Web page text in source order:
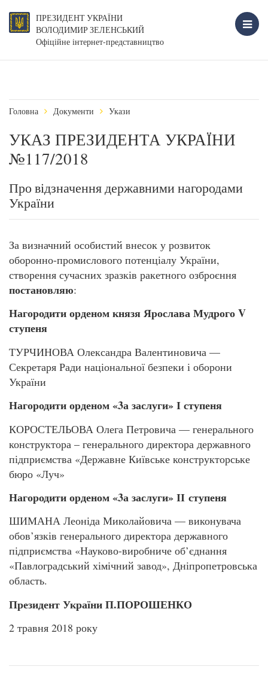
ПРЕЗИДЕНТ УКРАЇНИ
ВОЛОДИМИР ЗЕЛЕНСЬКИЙ
Офіційне інтернет-представництво
Головна Документи Укази
УКАЗ ПРЕЗИДЕНТА УКРАЇНИ
№117/2018
Про відзначення державними нагородами
України
За визначний особистий внесок у розвиток
оборонно-промислового потенціалу України,
створення сучасних зразків ракетного озброєння
постановляю:
Нагородити орденом князя Ярослава Мудрого V
ступеня
ТУРЧИНОВА Олександра Валентиновича —
Секретаря Ради національної безпеки і оборони
України
Нагородити орденом «3а заслуги» І ступеня
КОРОСТЕЛЬОВА Олега Петровича — генерального
конструктора – генерального директора державного
підприємства «Державне Київське конструкторське
бюро «Луч»
Нагородити орденом «3а заслуги» ІІ ступеня
ШИМАНА Леоніда Миколайовича — виконувача
обов’язків генерального директора державного
підприємства «Науково-виробниче об’єднання
«Павлоградський хімічний завод», Дніпропетровська
область.
Президент України П.ПОРОШЕНКО
2 травня 2018 року